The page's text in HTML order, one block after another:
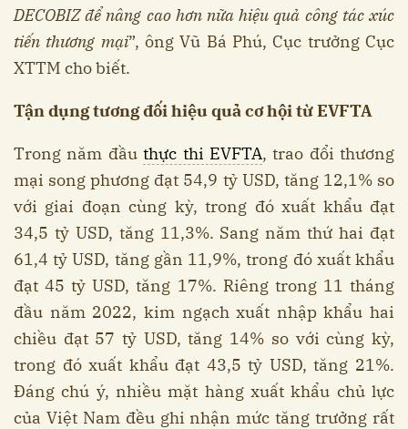
DECOBIZ để nâng cao hơn nữa hiệu quả công tác xúc
tiến thương mại”, ông Vũ Bá Phú, Cục trưởng Cục
XTTM cho biết.
Tận dụng tương đối hiệu quả cơ hội từ EVFTA
Trong năm đầuthực thi EVFTA, trao đổi thương
mại song phương đạt 54,9 tỷ USD, tăng 12,1% so
với giai đoạn cùng kỳ, trong đó xuất khẩu đạt
34,5 tỷ USD, tăng 11,3%. Sang năm thứ hai đạt
61,4 tỷ USD, tăng gần 11,9%, trong đó xuất khẩu
đạt 45 tỷ USD, tăng 17%. Riêng trong 11 tháng
đầu năm 2022, kim ngạch xuất nhập khẩu hai
chiều đạt 57 tỷ USD, tăng 14% so với cùng kỳ,
trong đó xuất khẩu đạt 43,5 tỷ USD, tăng 21%.
Đáng chú ý, nhiều mặt hàng xuất khẩu chủ lực
của Việt Nam đều ghi nhận mức tăng trưởng rất